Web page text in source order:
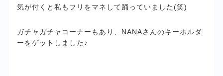
気が付くと私もフリをマネして踊っていました(笑)
ガチャガチャコーナーもあり、NANAさんのキーホルダ
ーをゲットしました♪